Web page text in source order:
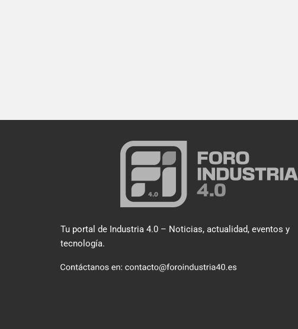
Tu portal de Industria 4.0 – Noticias, actualidad, eventos y
tecnología.